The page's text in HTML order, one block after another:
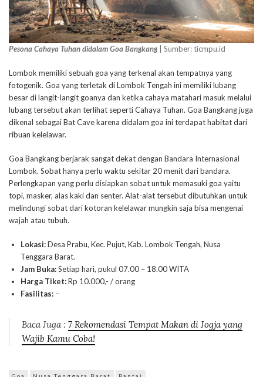
Pesona Cahaya Tuhan didalam Goa Bangkang | Sumber: ticmpu.id
Lombok memiliki sebuah goa yang terkenal akan tempatnya yang
fotogenik. Goa yang terletak di Lombok Tengah ini memiliki lubang
besar di langit-langit goanya dan ketika cahaya matahari masuk melalui
lubang tersebut akan terlihat seperti Cahaya Tuhan. Goa Bangkang juga
dikenal sebagai Bat Cave karena didalam goa ini terdapat habitat dari
ribuan kelelawar.
Goa Bangkang berjarak sangat dekat dengan Bandara Internasional
Lombok. Sobat hanya perlu waktu sekitar 20 menit dari bandara.
Perlengkapan yang perlu disiapkan sobat untuk memasuki goa yaitu
topi, masker, alas kaki dan senter. Alat-alat tersebut dibutuhkan untuk
melindungi sobat dari kotoran kelelawar mungkin saja bisa mengenai
wajah atau tubuh.
Lokasi:Desa Prabu, Kec. Pujut, Kab. Lombok Tengah, Nusa
Tenggara Barat.
Jam Buka:Setiap hari, pukul 07.00 – 18.00 WITA
Harga Tiket:Rp 10.000,- / orang
Fasilitas: –
Baca Juga : 7 Rekomendasi Tempat Makan di Jogja yang
Wajib Kamu Coba!